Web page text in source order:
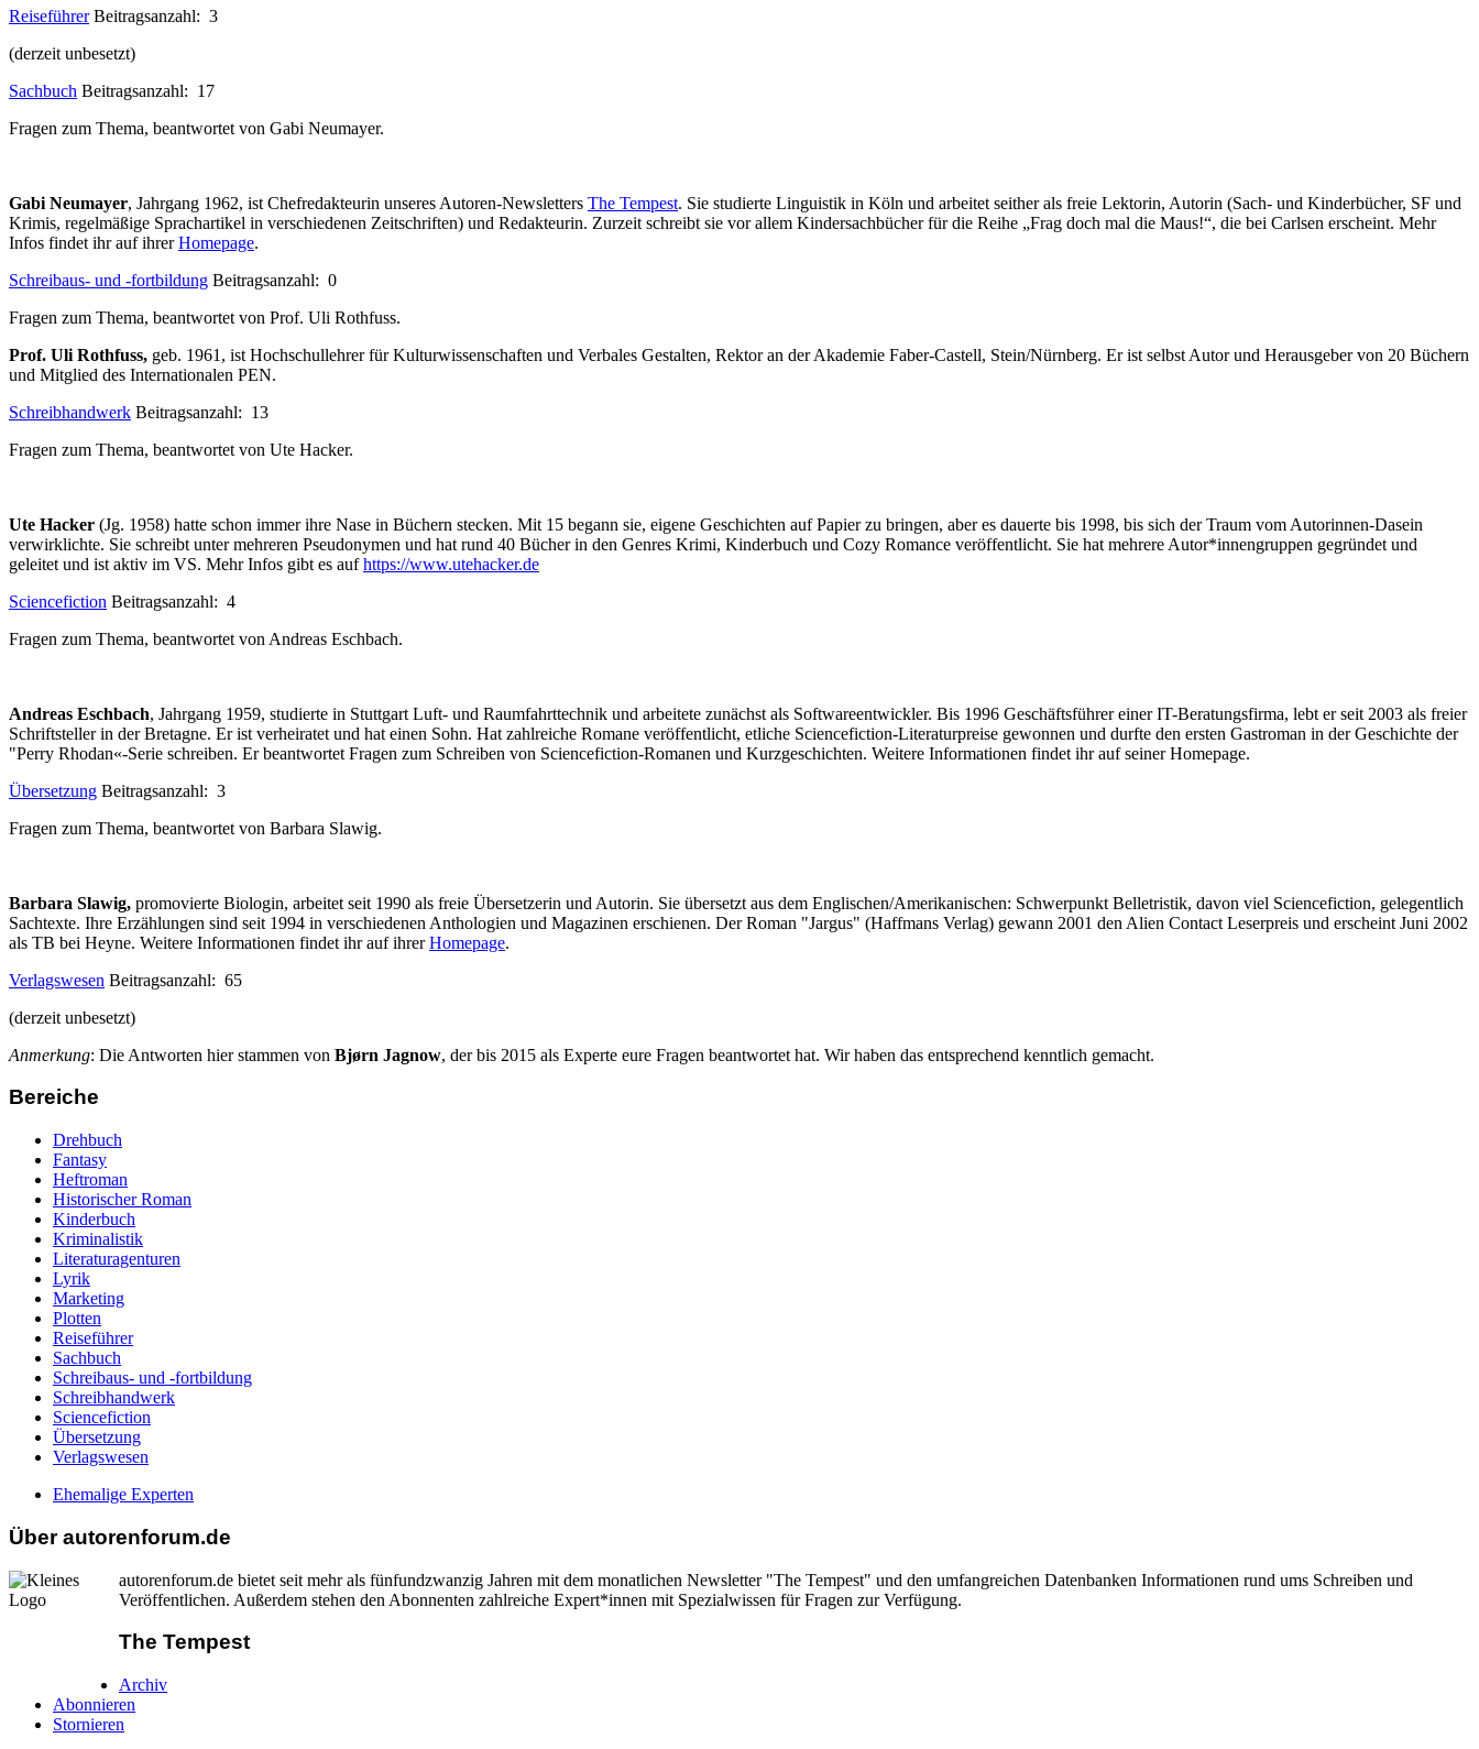
Reiseführer Beitragsanzahl: 3
(derzeit unbesetzt)
Sachbuch Beitragsanzahl: 17
Fragen zum Thema, beantwortet von Gabi Neumayer.
Gabi Neumayer, Jahrgang 1962, ist Chefredakteurin unseres Autoren-Newsletters The Tempest. Sie studierte Linguistik in Köln und arbeitet seither als freie Lektorin, Autorin (Sach- und Kinderbücher, SF und
Krimis, regelmäßige Sprachartikel in verschiedenen Zeitschriften) und Redakteurin. Zurzeit schreibt sie vor allem Kindersachbücher für die Reihe „Frag doch mal die Maus!“, die bei Carlsen erscheint. Mehr
Infos findet ihr auf ihrerHomepage.
Schreibaus- und -fortbildung Beitragsanzahl: 0
Fragen zum Thema, beantwortet von Prof. Uli Rothfuss.
Prof. Uli Rothfuss, geb. 1961, ist Hochschullehrer für Kulturwissenschaften und Verbales Gestalten, Rektor an der Akademie Faber-Castell, Stein/Nürnberg. Er ist selbst Autor und Herausgeber von 20 Büchern
und Mitglied des Internationalen PEN.
Schreibhandwerk Beitragsanzahl: 13
Fragen zum Thema, beantwortet von Ute Hacker.
Ute Hacker (Jg. 1958) hatte schon immer ihre Nase in Büchern stecken. Mit 15 begann sie, eigene Geschichten auf Papier zu bringen, aber es dauerte bis 1998, bis sich der Traum vom Autorinnen-Dasein
verwirklichte. Sie schreibt unter mehreren Pseudonymen und hat rund 40 Bücher in den Genres Krimi, Kinderbuch und Cozy Romance veröffentlicht. Sie hat mehrere Autor*innengruppen gegründet und
geleitet und ist aktiv im VS. Mehr Infos gibt es aufhttps://www.utehacker.de
Sciencefiction Beitragsanzahl: 4
Fragen zum Thema, beantwortet von Andreas Eschbach.
Andreas Eschbach, Jahrgang 1959, studierte in Stuttgart Luft- und Raumfahrttechnik und arbeitete zunächst als Softwareentwickler. Bis 1996 Geschäftsführer einer IT-Beratungsfirma, lebt er seit 2003 als freier
Schriftsteller in der Bretagne. Er ist verheiratet und hat einen Sohn. Hat zahlreiche Romane veröffentlicht, etliche Sciencefiction-Literaturpreise gewonnen und durfte den ersten Gastroman in der Geschichte der
"Perry Rhodan«-Serie schreiben. Er beantwortet Fragen zum Schreiben von Sciencefiction-Romanen und Kurzgeschichten. Weitere Informationen findet ihr auf seiner Homepage.
Übersetzung Beitragsanzahl: 3
Fragen zum Thema, beantwortet von Barbara Slawig.
Barbara Slawig, promovierte Biologin, arbeitet seit 1990 als freie Übersetzerin und Autorin. Sie übersetzt aus dem Englischen/Amerikanischen: Schwerpunkt Belletristik, davon viel Sciencefiction, gelegentlich
Sachtexte. Ihre Erzählungen sind seit 1994 in verschiedenen Anthologien und Magazinen erschienen. Der Roman "Jargus" (Haffmans Verlag) gewann 2001 den Alien Contact Leserpreis und erscheint Juni 2002
als TB bei Heyne. Weitere Informationen findet ihr auf ihrerHomepage.
Verlagswesen Beitragsanzahl: 65
(derzeit unbesetzt)
Anmerkung: Die Antworten hier stammen von Bjørn Jagnow, der bis 2015 als Experte eure Fragen beantwortet hat. Wir haben das entsprechend kenntlich gemacht.
Bereiche
Drehbuch
Fantasy
Heftroman
Historischer Roman
Kinderbuch
Kriminalistik
Literaturagenturen
Lyrik
Marketing
Plotten
Reiseführer
Sachbuch
Schreibaus- und -fortbildung
Schreibhandwerk
Sciencefiction
Übersetzung
Verlagswesen
Ehemalige Experten
Über autorenforum.de
autorenforum.de bietet seit mehr als fünfundzwanzig Jahren mit dem monatlichen Newsletter "The Tempest" und den umfangreichen Datenbanken Informationen rund ums Schreiben und
Veröffentlichen. Außerdem stehen den Abonnenten zahlreiche Expert*innen mit Spezialwissen für Fragen zur Verfügung.
The Tempest
Archiv
Abonnieren
Stornieren